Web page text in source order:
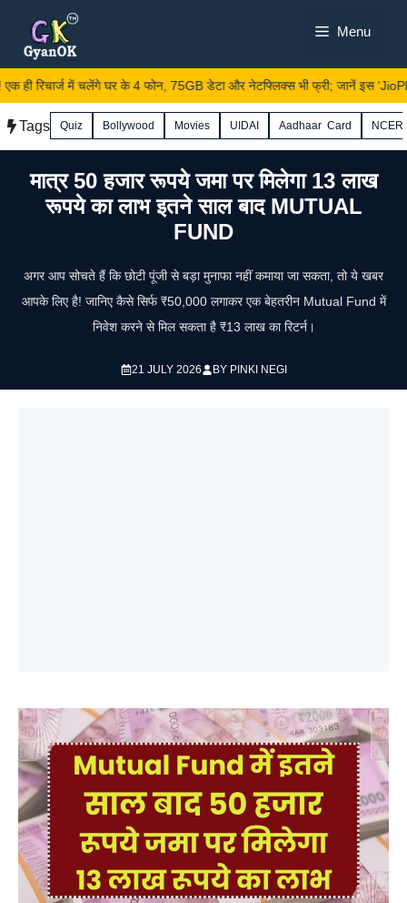
content
Menu
ही रिचार्ज में चलेंगे घर के 4 फोन, 75GB डेटा और नेटफ्लिक्स भी फ्री; जानें इस
Tags Quiz Bollywood Movies UIDAI Aadhaar Card
मात्र 50 हजार रूपये जमा पर मिलेगा 13 लाख
रूपये का लाभ इतने साल बाद MUTUAL
FUND
अगर आप सोचते हैं कि छोटी पूंजी से बड़ा मुनाफा नहीं कमाया जा सकता, तो ये खबर
आपके लिए है! जानिए कैसे सिर्फ ₹50,000 लगाकर एक बेहतरीन Mutual Fund में
निवेश करने से मिल सकता है ₹13 लाख का रिटर्न।
21 JULY 2026 BY PINKI NEGI